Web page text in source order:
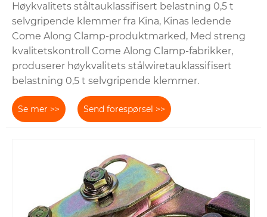
Høykvalitets ståltauklassifisert belastning 0,5 t
selvgripende klemmer fra Kina, Kinas ledende
Come Along Clamp-produktmarked, Med streng
kvalitetskontroll Come Along Clamp-fabrikker,
produserer høykvalitets stålwiretauklassifisert
belastning 0,5 t selvgripende klemmer.
Se mer >> Send forespørsel >>